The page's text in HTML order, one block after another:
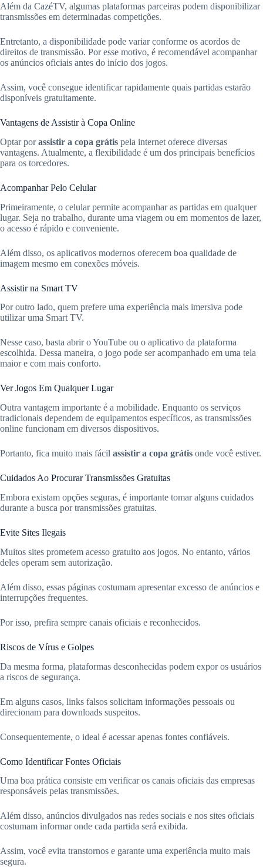
Além da CazéTV, algumas plataformas parceiras podem disponibilizar
transmissões em determinadas competições.
Entretanto, a disponibilidade pode variar conforme os acordos de
direitos de transmissão. Por esse motivo, é recomendável acompanhar
os anúncios oficiais antes do início dos jogos.
Assim, você consegue identificar rapidamente quais partidas estarão
disponíveis gratuitamente.
Vantagens de Assistir à Copa Online
Optar porassistir a copa grátis pela internet oferece diversas
vantagens. Atualmente, a flexibilidade é um dos principais benefícios
para os torcedores.
Acompanhar Pelo Celular
Primeiramente, o celular permite acompanhar as partidas em qualquer
lugar. Seja no trabalho, durante uma viagem ou em momentos de lazer,
o acesso é rápido e conveniente.
Além disso, os aplicativos modernos oferecem boa qualidade de
imagem mesmo em conexões móveis.
Assistir na Smart TV
Por outro lado, quem prefere uma experiência mais imersiva pode
utilizar uma Smart TV.
Nesse caso, basta abrir o YouTube ou o aplicativo da plataforma
escolhida. Dessa maneira, o jogo pode ser acompanhado em uma tela
maior e com mais conforto.
Ver Jogos Em Qualquer Lugar
Outra vantagem importante é a mobilidade. Enquanto os serviços
tradicionais dependem de equipamentos específicos, as transmissões
online funcionam em diversos dispositivos.
Portanto, fica muito mais fácil assistir a copa grátis onde você estiver.
Cuidados Ao Procurar Transmissões Gratuitas
Embora existam opções seguras, é importante tomar alguns cuidados
durante a busca por transmissões gratuitas.
Evite Sites Ilegais
Muitos sites prometem acesso gratuito aos jogos. No entanto, vários
deles operam sem autorização.
Além disso, essas páginas costumam apresentar excesso de anúncios e
interrupções frequentes.
Por isso, prefira sempre canais oficiais e reconhecidos.
Riscos de Vírus e Golpes
Da mesma forma, plataformas desconhecidas podem expor os usuários
a riscos de segurança.
Em alguns casos, links falsos solicitam informações pessoais ou
direcionam para downloads suspeitos.
Consequentemente, o ideal é acessar apenas fontes confiáveis.
Como Identificar Fontes Oficiais
Uma boa prática consiste em verificar os canais oficiais das empresas
responsáveis pelas transmissões.
Além disso, anúncios divulgados nas redes sociais e nos sites oficiais
costumam informar onde cada partida será exibida.
Assim, você evita transtornos e garante uma experiência muito mais
segura.